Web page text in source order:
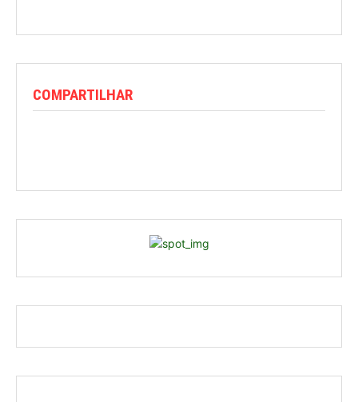
COMPARTILHAR